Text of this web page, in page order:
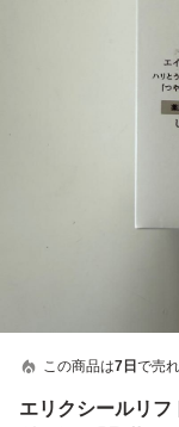
この商品は7日 で売
エリクシールリ